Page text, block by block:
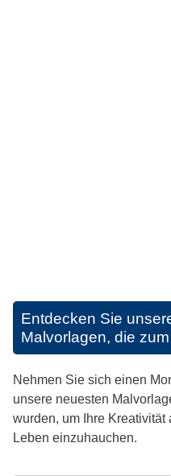
Entdecken Sie
Malvorlagen, die
Nehmen Sie sich einen
unsere neuesten
wurden, um Ihre
Leben einzuhauchen.